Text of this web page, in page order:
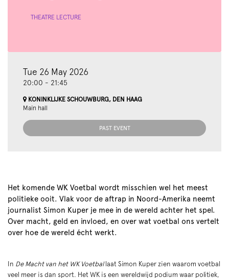
THEATRE LECTURE
Tue 26 May 2026
20:00 - 21:45
KONINKLIJKE SCHOUWBURG, DEN HAAG
Main hall
PAST EVENT
Het komende WK Voetbal wordt misschien wel het meest
politieke ooit. Vlak voor de aftrap in Noord-Amerika neemt
journalist Simon Kuper je mee in de wereld achter het spel.
Over macht, geld en invloed, en over wat voetbal ons vertelt
over hoe de wereld écht werkt.
In De Macht van het WK Voetballaat Simon Kuper zien waarom voetbal
veel meer is dan sport. Het WK is een wereldwijd podium waar politiek,